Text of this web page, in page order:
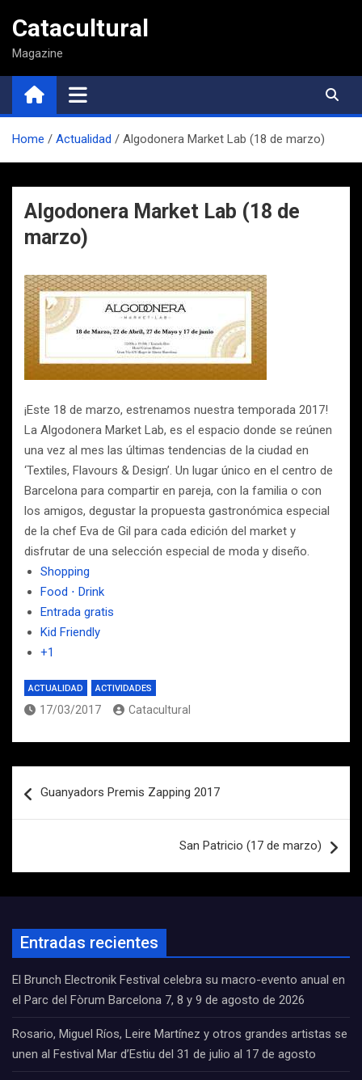
contenido
Catacultural
Magazine
Home Actualidad Algodonera Market Lab (18 de marzo)
Algodonera Market Lab (18 de
marzo)
¡Este 18 de marzo, estrenamos nuestra temporada 2017!
La Algodonera Market Lab, es el espacio donde se reúnen
una vez al mes las últimas tendencias de la ciudad en
‘Textiles, Flavours & Design’. Un lugar único en el centro de
Barcelona para compartir en pareja, con la familia o con
los amigos, degustar la propuesta gastronómica especial
de la chef Eva de Gil para cada edición del market y
disfrutar de una selección especial de moda y diseño.
Shopping
Food ⋅ Drink
Entrada gratis
Kid Friendly
+1
ACTUALIDAD ACTIVIDADES
17/03/2017 Catacultural
de
Guanyadors Premis Zapping 2017
San Patricio (17 de marzo)
Entradas recientes
El Brunch Electronik Festival celebra su macro-evento anual en
el Parc del Fòrum Barcelona 7, 8 y 9 de agosto de 2026
Rosario, Miguel Ríos, Leire Martínez y otros grandes artistas se
unen al Festival Mar d’Estiu del 31 de julio al 17 de agosto